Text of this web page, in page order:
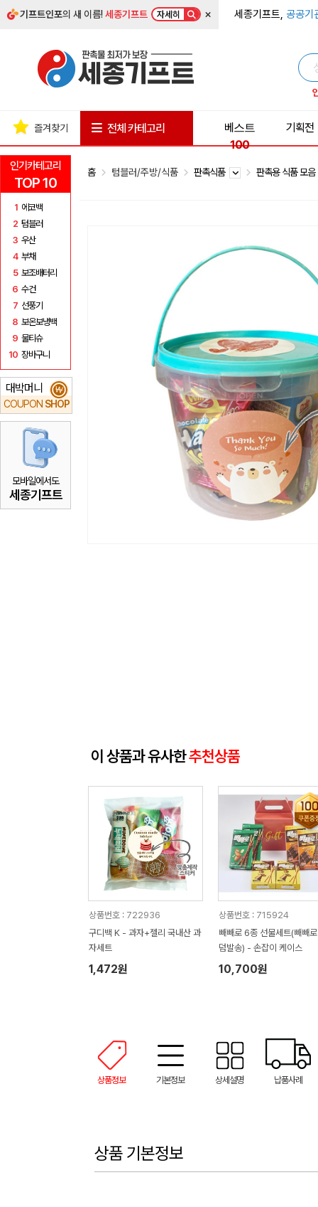
기프트인포의 새 이름!세종기프트 자세히 × 세종기프트, 공공기
인기카테고리
TOP 10
1 에코백
2 텀블러
3 우산
4 부채
5 보조배터리
6 수건
7 선풍기
8 보온보냉백
9 물티슈
10 장바구니
대박머니
COUPON SHOP
₩
모바일에서도
세종기프트
즐겨찾기 전체 카테고리
베스트
100
기획전
홈 텀블러/주방/식품 판촉식품 판촉용 식품 모
이 상품과 유사한추천상품
상품번호 : 722936
구디백 K - 과자+젤리 국내산 과
자세트
1,472원
상품번호 : 715924
빼빼로 6종 선물세트(빼빼
덤발송) - 손잡이 케이스
10,700원
상품정보 기본정보 상세설명 납품사례
상품 기본정보